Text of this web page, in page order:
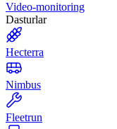
Video-monitoring
Dasturlar
Hecterra
Nimbus
Fleetrun